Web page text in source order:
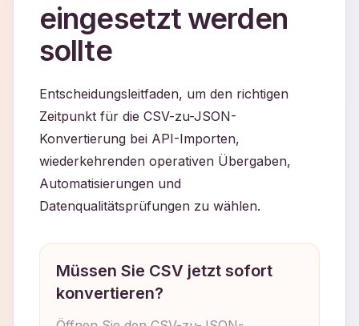
eingesetzt werden
sollte
Entscheidungsleitfaden, um den richtigen
Zeitpunkt für die CSV-zu-JSON-
Konvertierung bei API-Importen,
wiederkehrenden operativen Übergaben,
Automatisierungen und
Datenqualitätsprüfungen zu wählen.
Müssen Sie CSV jetzt sofort
konvertieren?